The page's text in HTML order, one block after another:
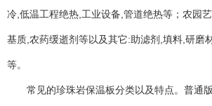
冷,低温工程绝热,工业设备,管道绝热等；农园
基质,农药缓逝剂等以及其它:助滤剂,填料,研磨
等。
常见的珍珠岩保温板分类以及特点。普通